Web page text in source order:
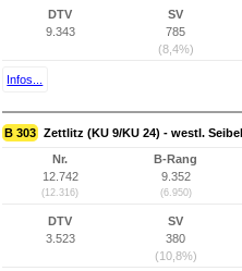
DTV
9.343
SV
785
(8,4%)
Infos...
B 303 Zettlitz (KU 9/KU 24) - westl.
Nr.
12.742
(12.316)
B-Rang
9.352
(6.950)
DTV
3.523
SV
380
(10,8%)